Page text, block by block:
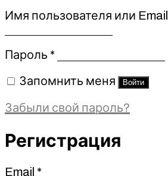
Имя пользователя или Email
Пароль *Обязательно
Запомнить меня Войти
Забыли свой пароль?
Регистрация
Email *Обязательно